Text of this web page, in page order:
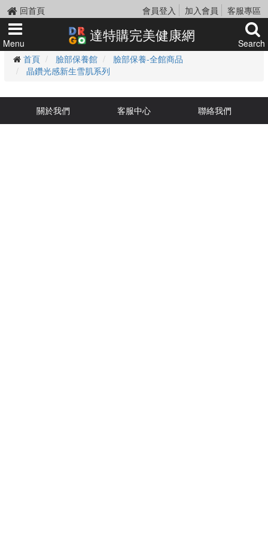
回首頁 會員登入 加入會員 客服專區
Menu 達特購完美健康網
Search
首頁
臉部保養館
臉部保養-全館商品
晶鑽光感新生雪肌系列
關於我們 客服中心 聯絡我們